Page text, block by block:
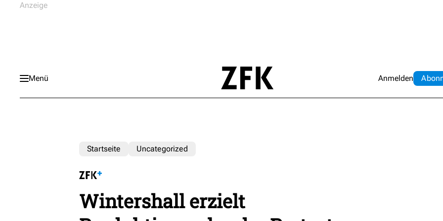
Menü Anmelden Abo
Startseite Uncategorized
Wintershall erzielt